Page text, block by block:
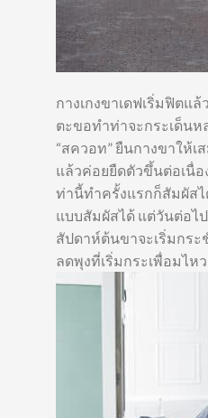
กางเกงขาเดฟเริ่มฟิตแ
ตะขอทำท่าจะกระเด็น
“สควอท” ยืนกางขาให้เ
แล้วค่อยยืดตัวขึ้นต่อเนื่อ
ท่านี้ทำครั้งแรกก็สัมผัส
แบบสัมผัสได้ แต่วันต่อไ
สัปดาห์ต้นขาจะเริ่มกร
ลดพุงที่เริ่มกระเพื่อมไหว